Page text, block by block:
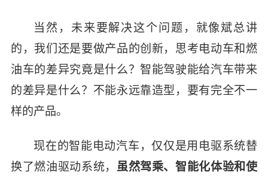
当然，未来要解决这个问题，就像斌总讲
的，我们还是要做产品的创新，思考电动车和燃
油车的差异究竟是什么？智能驾驶能给汽车带来
的差异是什么？不能永远靠造型，要有完全不一
样的产品。
现在的智能电动汽车，仅仅是用电驱系统替
换了燃油驱动系统， 虽然驾乘、智能化体验和使